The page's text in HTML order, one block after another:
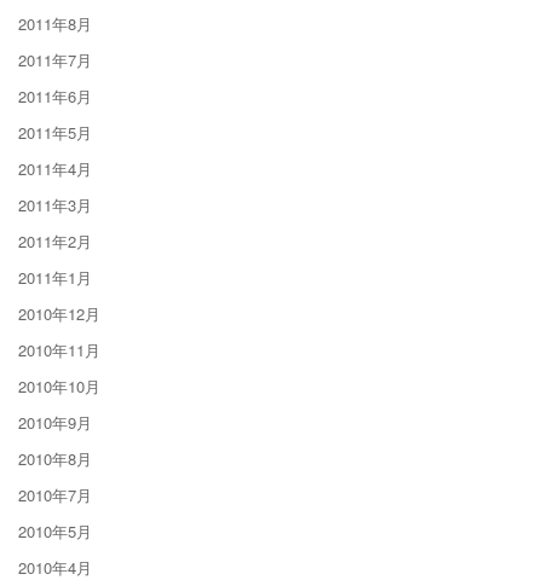
2011年8月
2011年7月
2011年6月
2011年5月
2011年4月
2011年3月
2011年2月
2011年1月
2010年12月
2010年11月
2010年10月
2010年9月
2010年8月
2010年7月
2010年5月
2010年4月